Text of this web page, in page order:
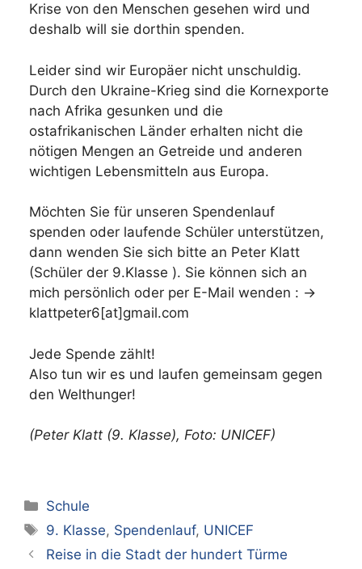
Krise von den Menschen gesehen wird und
deshalb will sie dorthin spenden.
Leider sind wir Europäer nicht unschuldig.
Durch den Ukraine-Krieg sind die Kornexporte
nach Afrika gesunken und die
ostafrikanischen Länder erhalten nicht die
nötigen Mengen an Getreide und anderen
wichtigen Lebensmitteln aus Europa.
Möchten Sie für unseren Spendenlauf
spenden oder laufende Schüler unterstützen,
dann wenden Sie sich bitte an Peter Klatt
(Schüler der 9.Klasse ). Sie können sich an
mich persönlich oder per E-Mail wenden : →
klattpeter6[at]gmail.com
Jede Spende zählt!
Also tun wir es und laufen gemeinsam gegen
den Welthunger!
(Peter Klatt (9. Klasse), Foto: UNICEF)
Kategorien
Schule
Schlagwörter
9. Klasse, Spendenlauf, UNICEF
Reise in die Stadt der hundert Türme